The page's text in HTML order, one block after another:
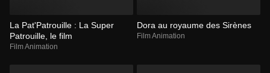
La Pat'Patrouille : La Super
Patrouille, le film
Film Animation
Dora au royaume des Sirènes
Film Animation